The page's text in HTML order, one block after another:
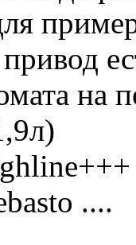
на
....